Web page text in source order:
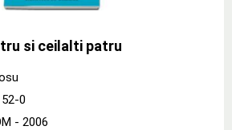
si ceilalti patru
0
- 2006